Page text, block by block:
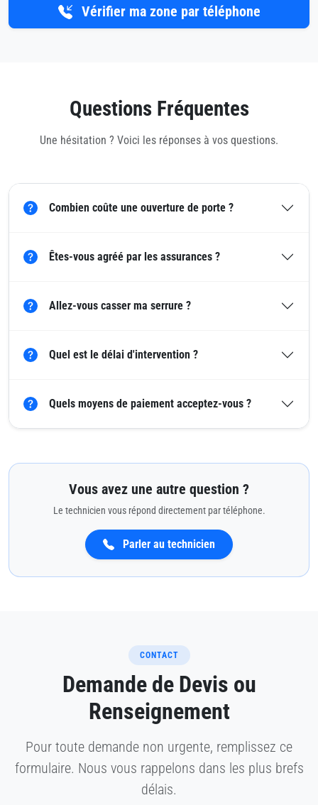
Vérifier ma zone par téléphone
Questions Fréquentes
Une hésitation ? Voici les réponses à vos questions.
Combien coûte une ouverture de porte ?
Êtes-vous agréé par les assurances ?
Allez-vous casser ma serrure ?
Quel est le délai d'intervention ?
Quels moyens de paiement acceptez-vous ?
Vous avez une autre question ?
Le technicien vous répond directement par téléphone.
Parler au technicien
CONTACT
Demande de Devis ou
Renseignement
Pour toute demande non urgente, remplissez ce
formulaire. Nous vous rappelons dans les plus brefs
délais.